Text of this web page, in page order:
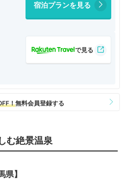
そばに浜離宮庭園があり、のんびりお
でぶらぶらお買い物に行ったりとホテ
宿泊プランを見る
む絶景温泉
】